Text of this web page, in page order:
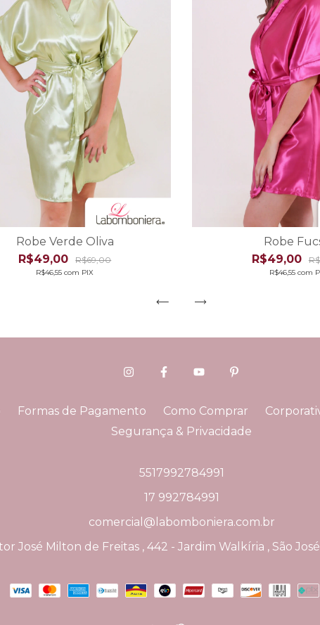
Robe Verde Oliva
R$49,00
R$69,00
R$46,55com PIX
Robe
R$49,00
R$46,55 com
Formas de Pagamento Como Comprar
Segurança & Privacidade
5517992784991
17 992784991
comercial@labomboniera.com.br
José Milton de Freitas , 442 - Jardim Walkíria , São